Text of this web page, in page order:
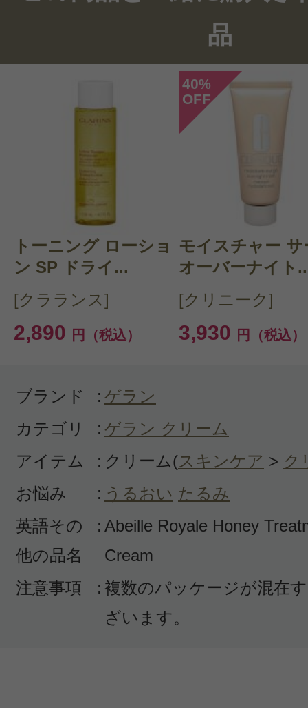
このコスメのレビューを書いて
CT 会員様は、マイページの「購
らクチコミ投稿すると1 商品に
ントプレゼント！
品
トーニング ローショ
ン SP ドライ...
[クラランス]
2,890 円（税込）
40%
OFF
モイスチャー サ
オーバーナイト
[クリニーク]
3,930 円（税込）
ブランド : ゲラン
カテゴリ
: ゲラン クリーム
アイテム
: クリーム(スキンケア > ク
お悩み
: うるおい たるみ
英語その
他の品名
: Abeille Royale Honey
Cream
注意事項
: 複数のパッケージが混在
ざいます。